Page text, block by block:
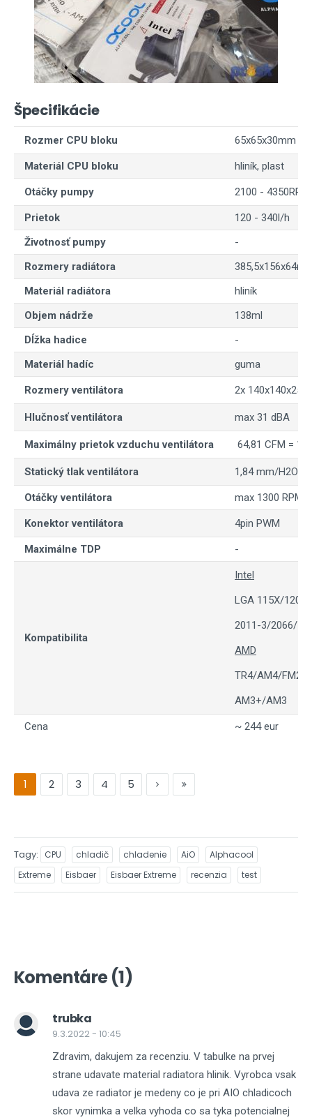
Špecifikácie
Rozmer CPU bloku 65x65x30mm
Materiál CPU bloku hliník, plast
Otáčky pumpy 2100 -
Prietok
120 - 340l/h
Životnosť pumpy
-
Rozmery radiátora
Materiál radiátora
hliník
Objem nádrže
138ml
Dĺžka hadice
-
Materiál hadíc
guma
Rozmery ventilátora 2x
Hlučnosť ventilátora max 31 dBA
Maximálny prietok vzduchu ventilátora 64,81 CFM =
Statický tlak ventilátora 1,84 mm/H2O
Otáčky ventilátora max 1300 RPM
Konektor ventilátora 4pin PWM
Maximálne TDP -
Kompatibilita
Intel
LGA 115X/
2011-3/2066/
AMD
TR4/AM4/
AM3+/AM3
Cena ~ 244 eur
1 2 3 4 5
Tagy CPU chladič chladenie AiO
Alphacool
Extreme
Eisbaer Eisbaer Extreme recenzia test
Komentáre (1)
trubka
9.3.2022 - 10:45
Zdravim, dakujem za recenziu. V tabulke na prvej
strane udavate material radiatora hlinik. Vyrobca vsak
udava ze radiator je medeny co je pri AIO chladicoch
skor vynimka a velka vyhoda co sa tyka potencialnej